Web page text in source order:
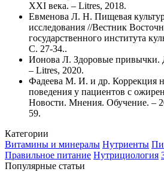
XXI века. – Litres, 2018.
Евменова Л. Н. Пищевая
исследования //Вестник
государственного института
С. 27-34..
Ионова Л. Здоровые привычки.
– Litres, 2020.
Фадеева М. И. и др. Коррекция
поведения у пациентов с
Новости. Мнения. Обучение. –
59.
Категории
Витамины и минералы Нутриенты
Правильное питание Нутрициология
Популярные статьи